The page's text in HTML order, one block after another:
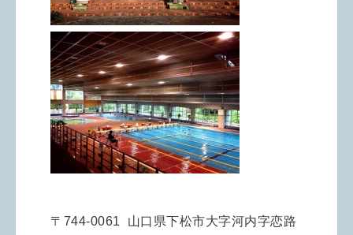
〒744-0061 山口県下松市大字河内字恋路